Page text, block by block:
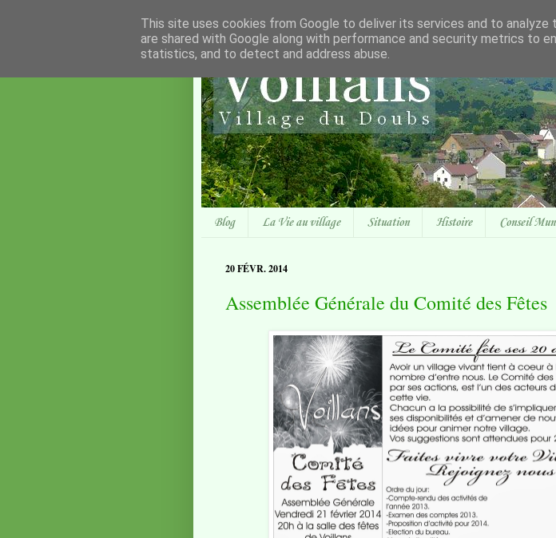
Blog La Vie au village Situation Histoire Conseil
20 FÉVR. 2014
Assemblée Générale du Comité des Fêtes
This site uses cookies from Google to deliver its services and to analyze
are shared with Google along with performance and security metrics to
statistics, and to detect and address abuse.